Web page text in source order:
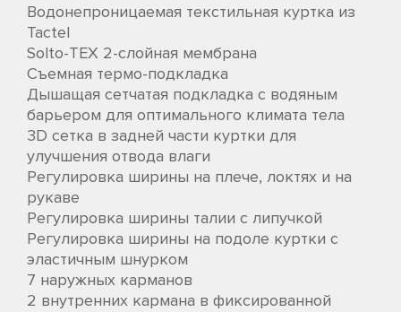
Водонепроницаемая текстильная куртка из
Tactel
Solto-TEX 2-слойная мембрана
Съемная термо-подкладка
Дышащая сетчатая подкладка с водяным
барьером для оптимального климата тела
3D сетка в задней части куртки для
улучшения отвода влаги
Регулировка ширины на плече, локтях и на
рукаве
Регулировка ширины талии с липучкой
Регулировка ширины на подоле куртки с
эластичным шнурком
7 наружных карманов
2 внутренних кармана в фиксированной